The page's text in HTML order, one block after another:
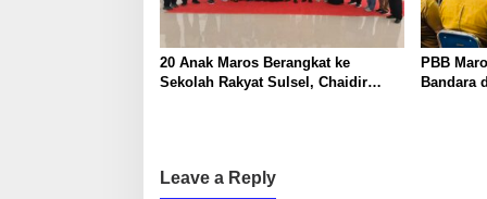
20 Anak Maros Berangkat ke
Sekolah Rakyat Sulsel, Chaidir
PBB
Bandara
Leave a Reply